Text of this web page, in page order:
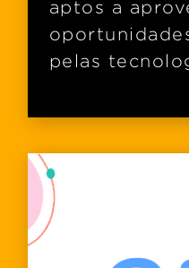
aptos a
pelas